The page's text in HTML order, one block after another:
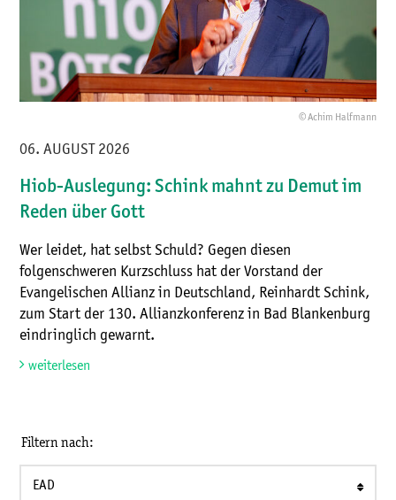
© Achim Halfmann
06. AUGUST 2026
Hiob-Auslegung: Schink mahnt zu Demut im
Reden über Gott
Wer leidet, hat selbst Schuld? Gegen diesen
folgenschweren Kurzschluss hat der Vorstand der
Evangelischen Allianz in Deutschland, Reinhardt Schink,
zum Start der 130. Allianzkonferenz in Bad Blankenburg
eindringlich gewarnt.
weiterlesen
Filtern nach:
EAD